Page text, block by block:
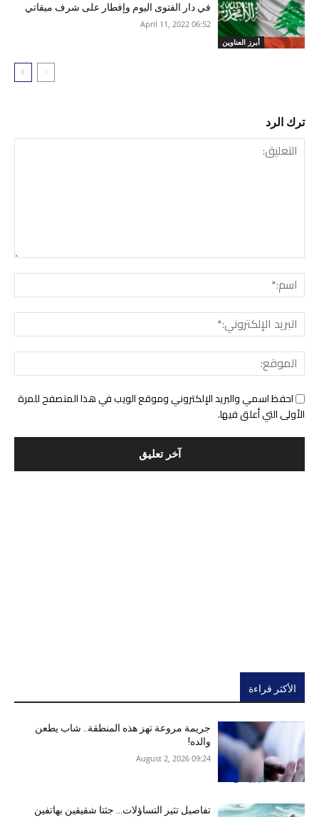
أبرز العناوين
في دار الفتوى اليوم وإفطار على شرف ميقاتي
06:52 2022 ,April 11
ترك الرد
التعليق:
احفظ اسمي والبريد الإلكتروني وموقع الويب في هذا المتصفح للمرة
الأولى التي أعلق فيها.
الأكثر قراءة
جريمة مروعة تهز هذه المنطقة.. شاب يطعن
والده!
09:24 2026 ,August 2
تفاصيل تثير التساؤلات… جثتا شقيقين بهاتفين